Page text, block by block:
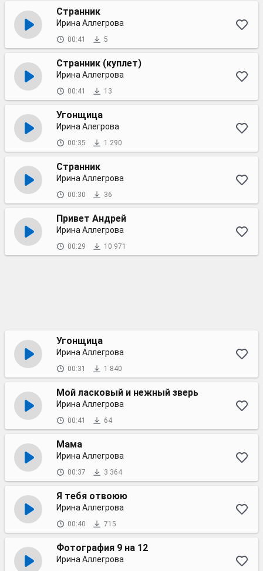
Странник
Ирина Аллегрова
00:41 5
Странник (куплет)
Ирина Аллегрова
00:41 13
Угонщица
Ирина Алегрова
00:35 1 290
Странник
Ирина Аллегрова
00:30 36
Привет Андрей
Ирина Аллегрова
00:29 10 971
Угонщица
Ирина Аллегрова
00:31 1 840
Мой ласковый и нежный зверь
Ирина Аллегрова
00:41 64
Мама
Ирина Аллегрова
00:37 3 364
Я тебя отвоюю
Ирина Аллегрова
00:40 715
Фотография 9 на 12
Ирина Аллегрова